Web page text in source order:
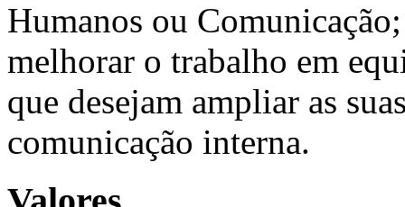
Humanos ou
melhorar o trabalho em
que desejam ampliar as
comunicação interna.